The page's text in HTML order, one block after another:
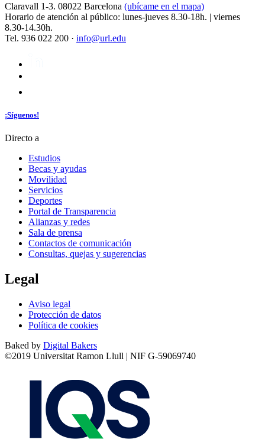
Claravall 1-3. 08022 Barcelona (ubícame en el mapa)
Horario de atención al público: lunes-jueves 8.30-18h. | viernes
8.30-14.30h.
Tel. 936 022 200 · info@url.edu
¡Síguenos!
Directo a
Estudios
Becas y ayudas
Movilidad
Servicios
Deportes
Portal de Transparencia
Alianzas y redes
Sala de prensa
Contactos de comunicación
Consultas, quejas y sugerencias
Legal
Aviso legal
Protección de datos
Política de cookies
Baked by Digital Bakers
©2019 Universitat Ramon Llull | NIF G-59069740